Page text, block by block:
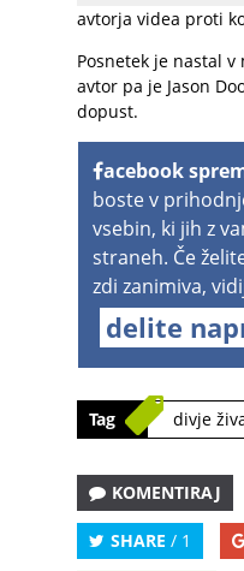
avtorja videa proti
Posnetek je nastal v
avtor pa je Jason
dopust.
acebook
boste v
vsebin, ki jih z
straneh. Če
zdi zanimiva,
delite
Tag divje
KOMENTIRAJ
SHARE / 1